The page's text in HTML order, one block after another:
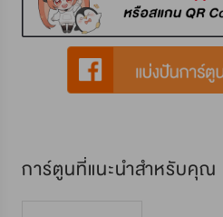
การ์ตูนที่แนะนำสำหรับคุณ